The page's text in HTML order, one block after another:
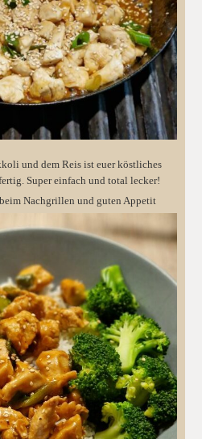
Super einfach und total lecker!
beim Nachgrillen und guten Appetit